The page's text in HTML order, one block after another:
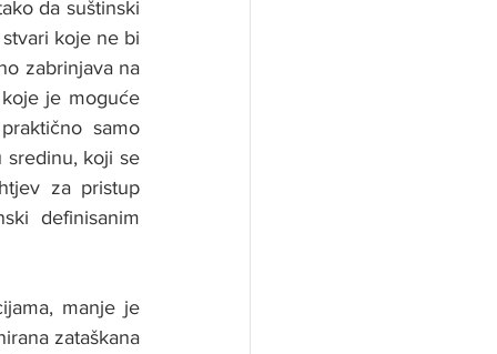
da suštinski
koje ne bi
zabrinjava na
je moguće
samo
sredinu, koji se
za pristup
definisanim
manje je
zataškana